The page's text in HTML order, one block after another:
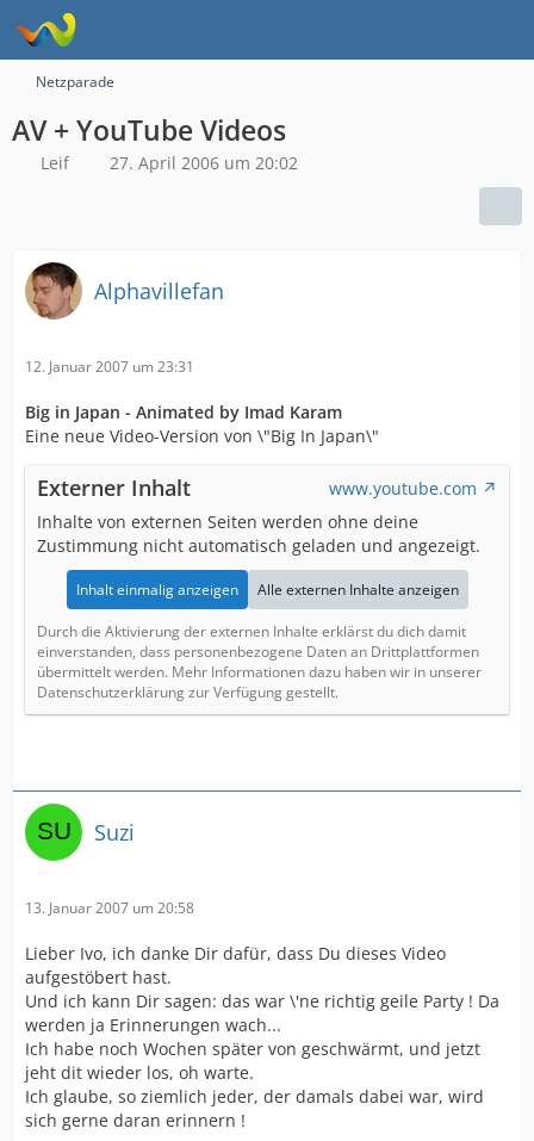
Netzparade
AV + YouTube Videos
Leif 27. April 2006 um 20:02
Alphavillefan
12. Januar 2007 um 23:31
Big in Japan - Animated by Imad Karam
Eine neue Video-Version von \"Big In Japan\"
Externer Inhalt
www.youtube.com
Inhalte von externen Seiten werden ohne deine
Zustimmung nicht automatisch geladen und angezeigt.
Inhalt einmalig anzeigen Alle externen Inhalte anzeigen
Durch die Aktivierung der externen Inhalte erklärst du dich damit
einverstanden, dass personenbezogene Daten an Drittplattformen
übermittelt werden. Mehr Informationen dazu haben wir in unserer
Datenschutzerklärung zur Verfügung gestellt.
Suzi
13. Januar 2007 um 20:58
Lieber Ivo, ich danke Dir dafür, dass Du dieses Video
aufgestöbert hast.
Und ich kann Dir sagen: das war \'ne richtig geile Party ! Da
werden ja Erinnerungen wach...
Ich habe noch Wochen später von geschwärmt, und jetzt
jeht dit wieder los, oh warte.
Ich glaube, so ziemlich jeder, der damals dabei war, wird
sich gerne daran erinnern !